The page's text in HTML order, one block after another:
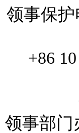
领事保护
+86
领事部门